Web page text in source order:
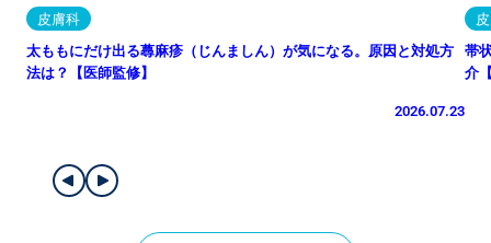
皮膚科
太ももにだけ出る蕁麻疹（じんましん）が気になる。原因と対処方
法は？【医師監修】
2026.07.23
帯
介